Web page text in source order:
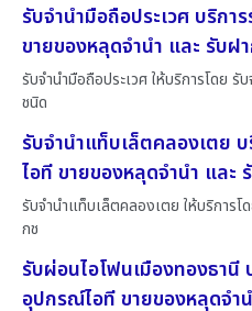
รับจำนำมือถือประเวศ บริก
ขายของหลุดจำนำ และ รับฝ
รับจำนำมือถือประเวศ ให้บริการโดย
ชนิด
รับจำนำแท็บเล็ตคลองเตย
ไอที ขายของหลุดจำนำ และ
รับจำนำแท็บเล็ตคลองเตย ให้บริการ
กช
รับผ่อนไอโฟนเมืองทองธานี
อุปกรณ์ไอที ขายของหลุดจ